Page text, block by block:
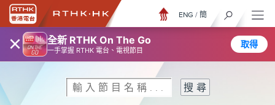
× 全新 RTHK On The Go
一手掌握 RTHK 電台、電視節目
取得
ENG / 簡